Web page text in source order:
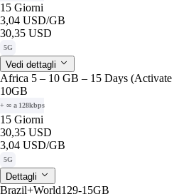
15 Giorni
3,04 USD/GB
30,35 USD
5G
Vedi dettagli
Africa 5 – 10 GB – 15 Days
10GB
+ ∞ a 128kbps
15 Giorni
30,35 USD
3,04 USD/GB
5G
Dettagli
Brazil+World129-15GB